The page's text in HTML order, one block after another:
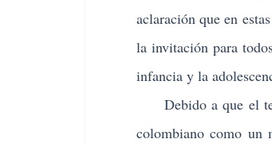
aclaración que en
la invitación para
infancia y la
Debido a que el
colombiano como un